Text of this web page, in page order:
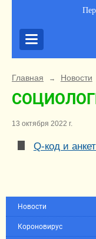
Главная → Новости
13 октября 2022 г.
Q-код и
Новости
Короновирус